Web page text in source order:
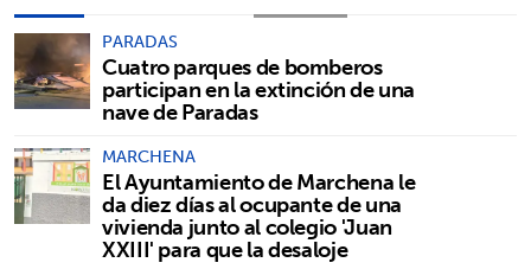
PARADAS
Cuatro parques de bomberos
participan en la extinción de una
nave de Paradas
MARCHENA
El Ayuntamiento de Marchena le
da diez días al ocupante de una
vivienda junto al colegio 'Juan
XXIII' para que la desaloje